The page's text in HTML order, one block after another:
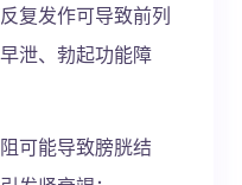
复发作可导致前列
泄、勃起功能障
可能导致膀胱结